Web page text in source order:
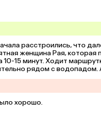
расстроились, что
женщина Рая, которая
15 минут. Ходит
рядом с водопадом.
2 комнаты для гостей на
гости, путешествующие
в водопаде
уютно. Спасибо Галине,
хорошо.